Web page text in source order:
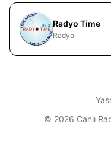
Radyo Time
Radyo
© 2026 Canlı